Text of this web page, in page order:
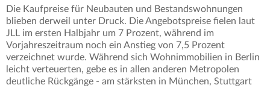
Die Kaufpreise für Neubauten und Bestandswohnungen
blieben derweil unter Druck. Die Angebotspreise fielen laut
JLL im ersten Halbjahr um 7 Prozent, während im
Vorjahreszeitraum noch ein Anstieg von 7,5 Prozent
verzeichnet wurde. Während sich Wohnimmobilien in Berlin
leicht verteuerten, gebe es in allen anderen Metropolen
deutliche Rückgänge - am stärksten in München, Stuttgart